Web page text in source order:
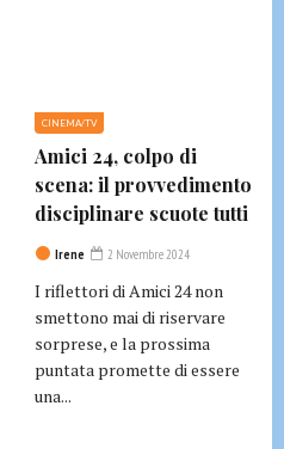
CINEMA/TV
Amici 24, colpo di
scena: il provvedimento
disciplinare scuote tutti
Irene 2 Novembre 2024
I riflettori di Amici 24 non
smettono mai di riservare
sorprese, e la prossima
puntata promette di essere
una...